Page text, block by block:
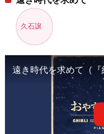
久石譲
遠き時代を求めて（『